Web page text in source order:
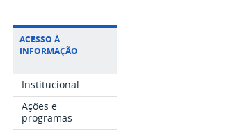
ACESSO À
INFORMAÇÃO
Institucional
Ações e
programas